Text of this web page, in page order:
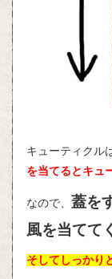
キューティクル
を当てるとキュ
なので、 蓋を
風を当てて
そしてしっかり